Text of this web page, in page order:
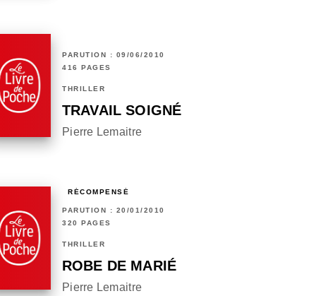
PARUTION : 09/06/2010
416 PAGES
THRILLER
TRAVAIL SOIGNÉ
Pierre Lemaitre
RÉCOMPENSÉ
PARUTION : 20/01/2010
320 PAGES
THRILLER
ROBE DE MARIÉ
Pierre Lemaitre